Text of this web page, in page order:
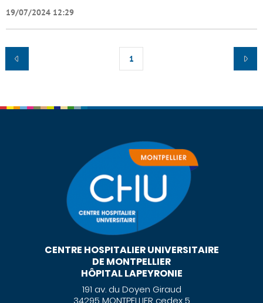
19/07/2024 12:29
1
CENTRE HOSPITALIER UNIVERSITAIRE
DE MONTPELLIER
HÔPITAL LAPEYRONIE
191 av. du Doyen Giraud
34295 MONTPELLIER cedex 5